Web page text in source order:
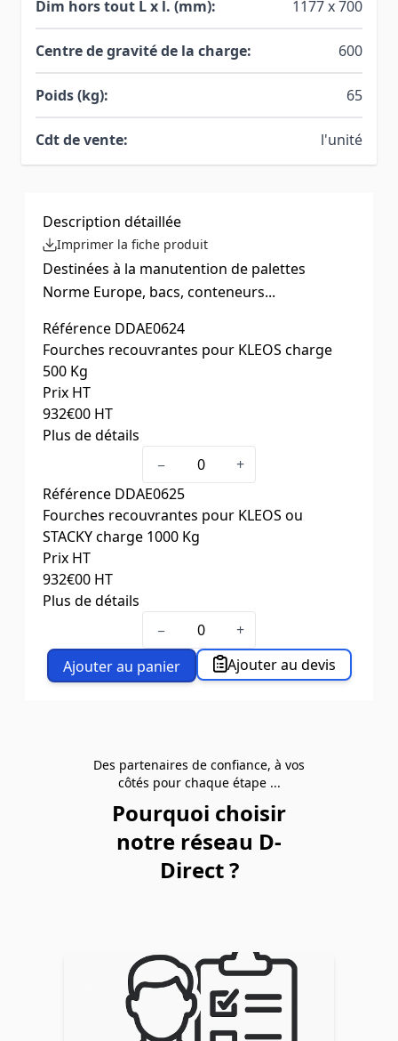
Dim hors tout L x l. (mm): 1177 x 700
Centre de gravité de la charge: 600
Poids (kg): 65
Cdt de vente: l'unité
Description détaillée
Imprimer la fiche produit
Destinées à la manutention de palettes
Norme Europe, bacs, conteneurs...
Référence DDAE0624
Fourches recouvrantes pour KLEOS charge
500 Kg
Prix HT
932€00 HT
Plus de détails
500
Dim hors tout L x l. (mm)
Centre de gravité de la charge600
Poids (kg)65
−
+
Référence DDAE0625
Fourches recouvrantes pour KLEOS ou
STACKY charge 1000 Kg
Prix HT
932€00 HT
Plus de détails
Kléos ou Stacky
1000
Dim hors tout L x l. (mm) 1182 x 700
Centre de gravité de la charge600
−
+
Ajouter au panier
Ajouter au devis
Des partenaires de confiance, à vos
côtés pour chaque étape ...
Pourquoi choisir
notre réseau D-
Direct ?